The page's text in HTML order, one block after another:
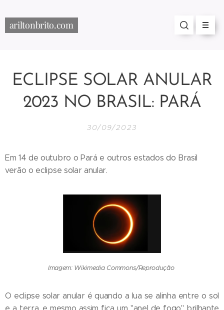
ariltonbrito.com
ECLIPSE SOLAR ANULAR
2023 NO BRASIL: PARÁ
30/09/2023
Em 14 de outubro o Pará e outros estados do Brasil
verão o eclipse solar anular.
Imagem: Wikimedia Commons/Reprodução
O eclipse solar anular é quando a lua se alinha entre o sol